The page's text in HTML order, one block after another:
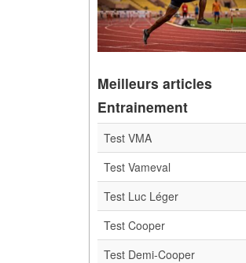
Meilleurs articles
Entrainement
Test VMA
Test Vameval
Test Luc Léger
Test Cooper
Test Demi-Cooper